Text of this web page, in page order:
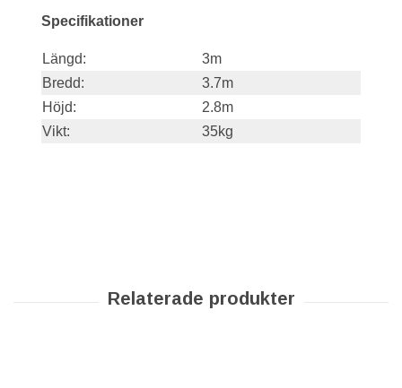
Specifikationer
Längd:
3m
Bredd:
3.7m
Höjd:
2.8m
Vikt:
35kg